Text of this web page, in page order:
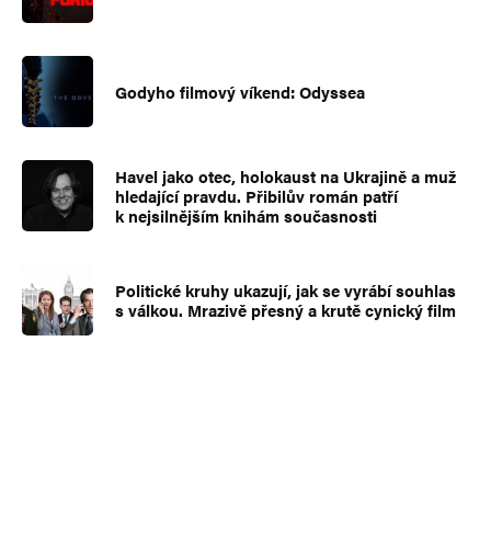
Godyho filmový víkend: Odyssea
Havel jako otec, holokaust na Ukrajině a muž
hledající pravdu. Přibilův román patří
k nejsilnějším knihám současnosti
Politické kruhy ukazují, jak se vyrábí souhlas
s válkou. Mrazivě přesný a krutě cynický film